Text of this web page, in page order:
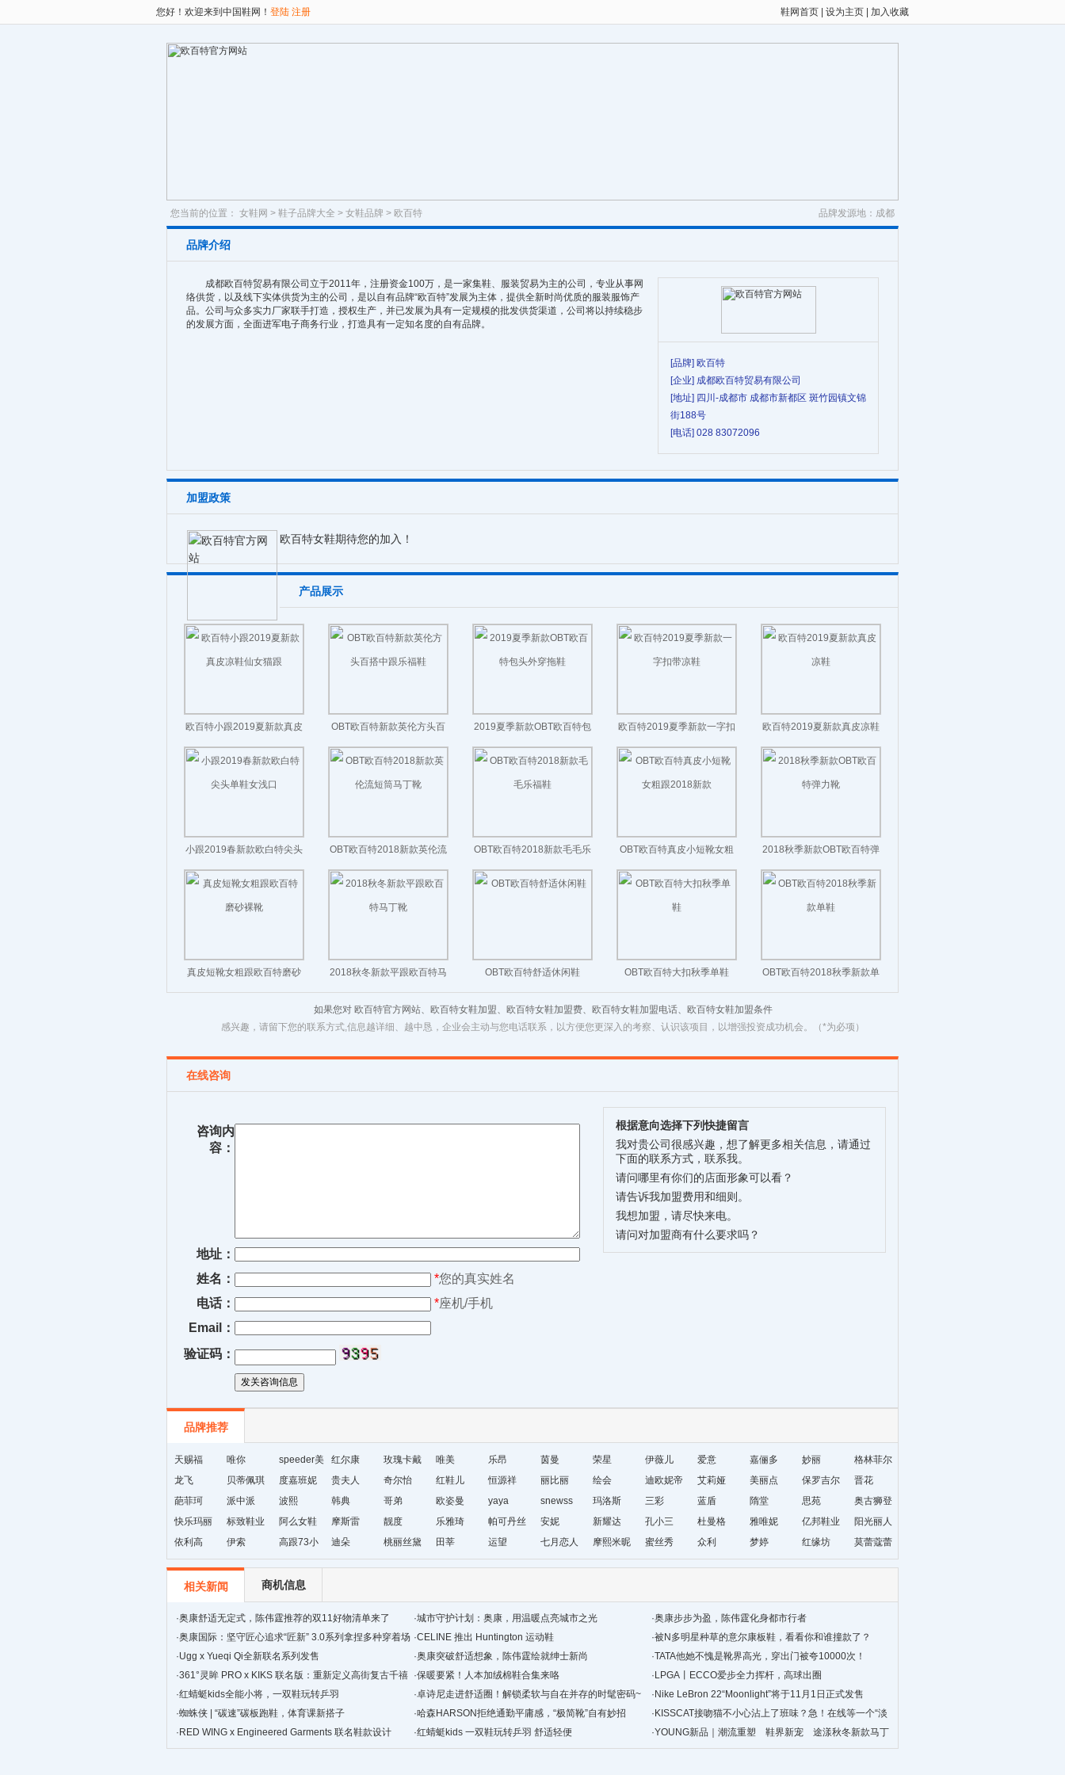
鞋网首页 设为主页 加入收藏
您好！欢迎来到中国鞋网！ 登陆 注册
品牌发源地：成都
您当前的位置： 女鞋网 > 鞋子品牌大全 > 女鞋品牌 > 欧百特
品牌介绍
[品牌] 欧百特
[企业] 成都欧百特贸易有限公司
[地址] 四川-成都市 成都市新都区 斑竹园镇文锦
街188号
[电话] 028 83072096
成都欧百特贸易有限公司立于2011年，注册资金100万，是一家集鞋、服装贸易为主的公司，专业从事网
络供货，以及线下实体供货为主的公司，是以自有品牌“欧百特”发展为主体，提供全新时尚优质的服装服饰产
品。公司与众多实力厂家联手打造，授权生产，并已发展为具有一定规模的批发供货渠道，公司将以持续稳步
的发展方面，全面进军电子商务行业，打造具有一定知名度的自有品牌。
加盟政策
欧百特女鞋期待您的加入！
产品展示
欧百特小跟2019夏新款真皮
凉鞋仙女猫跟
OBT欧百特新款英伦方头百
搭中跟乐福鞋
2019夏季新款OBT欧百特包
头外穿拖鞋
欧百特2019夏季新款一字扣
带凉鞋
欧百特2019夏新款真皮凉鞋
小跟2019春新款欧白特尖头
单鞋女浅口
OBT欧百特2018新款英伦流
短筒马丁靴
OBT欧百特2018新款毛毛乐
福鞋
OBT欧百特真皮小短靴女粗
跟2018新款
2018秋季新款OBT欧百特弹
力靴
真皮短靴女粗跟欧百特磨砂
裸靴
2018秋冬新款平跟欧百特马
丁靴
OBT欧百特舒适休闲鞋 OBT欧百特大扣秋季单鞋 OBT欧百特2018秋季新款单
鞋
如果您对 欧百特官方网站、欧百特女鞋加盟、欧百特女鞋加盟费、欧百特女鞋加盟电话、欧百特女鞋加盟条件
感兴趣，请留下您的联系方式,信息越详细、越中恳，企业会主动与您电话联系，以方便您更深入的考察、认识该项目，以增强投资成功机会。（*为必项）
在线咨询
咨询内
容：
地址：
姓名：
*您的真实姓名
电话：
*座机/手机
Email：
验证码：
根据意向选择下列快捷留言
我对贵公司很感兴趣，想了解更多相关信息，请通过
下面的联系方式，联系我。
请问哪里有你们的店面形象可以看？
请告诉我加盟费用和细则。
我想加盟，请尽快来电。
请问对加盟商有什么要求吗？
品牌推荐
天赐福 唯你
speeder美
国暴龙
红尔康
玫瑰卡戴
尔
唯美 乐昂 茵曼 荣星 伊薇儿 爱意 嘉俪多 妙丽
格林菲尔
龙飞
贝蒂佩琪 度嘉班妮 贵夫人 奇尔怡 红鞋儿 恒源祥 丽比丽 绘会
迪欧妮帝
盛
艾莉娅 美丽点 保罗吉尔
晋花
葩菲珂
派中派 波熙 韩典 哥弟 欧姿曼 yaya snewss 玛洛斯 三彩 蓝盾 隋堂 思苑
奥古狮登
快乐玛丽
标致鞋业 阿么女鞋 摩斯雷 靓度 乐雅琦 帕可丹丝 安妮 新耀达 孔小三 杜曼格 雅唯妮 亿邦鞋业
阳光丽人
依利高
伊索
高跟73小
时
迪朵 桃丽丝黛 田莘 运望 七月恋人 摩熙米昵 蜜丝秀 众利 梦婷 红缘坊 莫蕾蔻蕾
相关新闻 商机信息
·奥康舒适无定式，陈伟霆推荐的双11好物清单来了 ·城市守护计划：奥康，用温暖点亮城市之光 ·奥康步步为盈，陈伟霆化身都市行者
·奥康国际：坚守匠心追求“匠新” 3.0系列拿捏多种穿着场
景
·CELINE 推出 Huntington 运动鞋 ·被N多明星种草的意尔康板鞋，看看你和谁撞款了？
·Ugg x Yueqi Qi全新联名系列发售 ·奥康突破舒适想象，陈伟霆绘就绅士新尚 ·TATA他她不愧是靴界高光，穿出门被夸10000次！
·361°灵眸 PRO x KIKS 联名版：重新定义高街复古千禧
跑鞋
·保暖要紧！人本加绒棉鞋合集来咯 · LPGA丨ECCO爱步全力挥杆，高球出圈
·红蜻蜓kids全能小将，一双鞋玩转乒羽 ·卓诗尼走进舒适圈！解锁柔软与自在并存的时髦密码~ · Nike LeBron 22“Moonlight”将于11月1日正式发售
·蜘蛛侠 | “碳速”碳板跑鞋，体育课新搭子 ·哈森HARSON拒绝通勤平庸感，“极简靴”自有妙招 · KISSCAT接吻猫不小心沾上了班味？急！在线等一个“淡
班精华”
· RED WING x Engineered Garments 联名鞋款设计 ·红蜻蜓kids 一双鞋玩转乒羽 舒适轻便 ·YOUNG新品｜潮流重塑 鞋界新宠 途漾秋冬新款马丁
靴 解锁你的时尚新篇章！